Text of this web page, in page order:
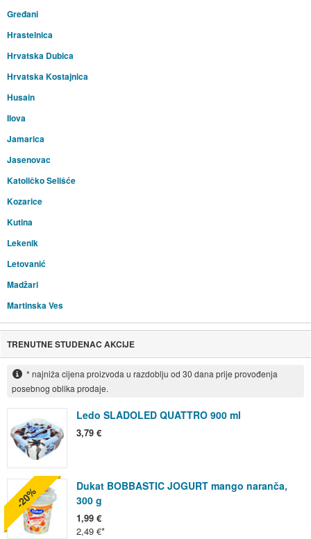
Gređani
Hrastelnica
Hrvatska Dubica
Hrvatska Kostajnica
Husain
Ilova
Jamarica
Jasenovac
Katoličko Selišće
Kozarice
Kutina
Lekenik
Letovanić
Madžari
Martinska Ves
TRENUTNE STUDENAC AKCIJE
* najniža cijena proizvoda u razdoblju od 30 dana prije provođenja
posebnog oblika prodaje.
Ledo SLADOLED QUATTRO 900 ml
3,79 €
Dukat BOBBASTIC JOGURT mango naranča,
300 g
1,99 €
2,49 €
-20%